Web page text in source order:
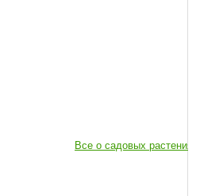
Все о садовых растениях